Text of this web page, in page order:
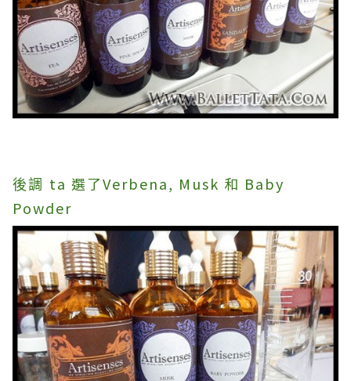
後調 ta 選了Verbena, Musk 和 Baby
Powder